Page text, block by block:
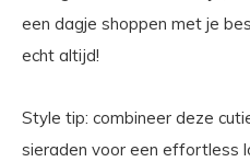
een dagje shoppen met je
echt altijd!
Style tip: combineer deze
sieraden voor een effortless